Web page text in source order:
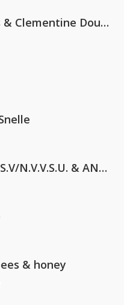
Calvin Harris & Clementine Douglas
Lustrum U.V.S.V/N.V.V.S.U. & ANNO ONS & Jopke van Dobbenburgh & Roeland Beelen
& honey